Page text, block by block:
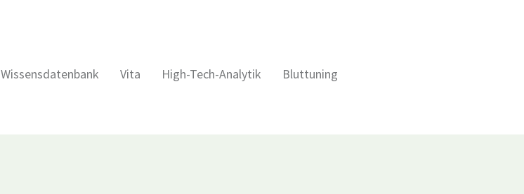
Wissensdatenbank Vita High-Tech-Analytik Bluttuning